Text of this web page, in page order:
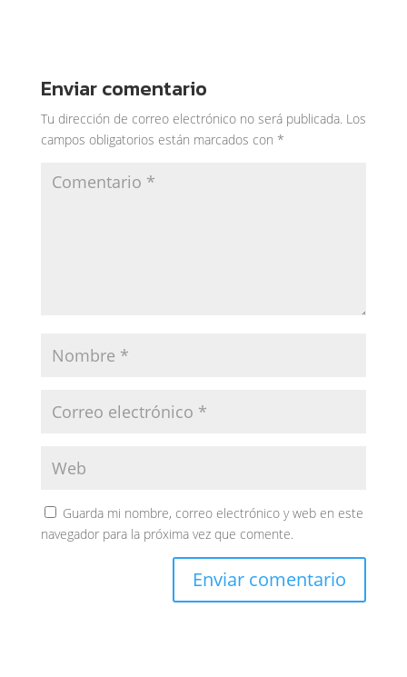
Enviar comentario
Tu dirección de correo electrónico no será publicada. Los
campos obligatorios están marcados con *
Guarda mi nombre, correo electrónico y web en este
navegador para la próxima vez que comente.